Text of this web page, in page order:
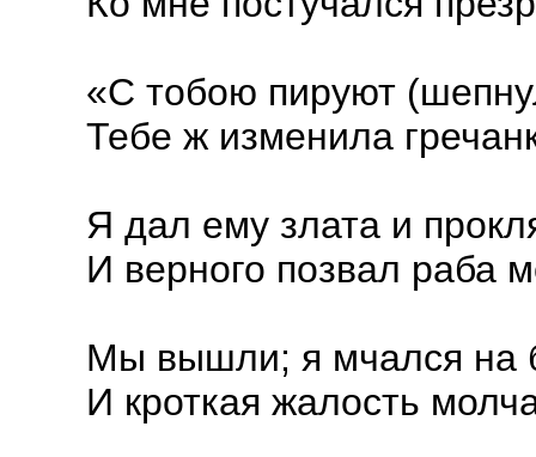
«С тобою пируют
Тебе ж изменила
Я дал ему злата и
И верного позвал раба
Мы вышли; я мчался на
И кроткая жалость